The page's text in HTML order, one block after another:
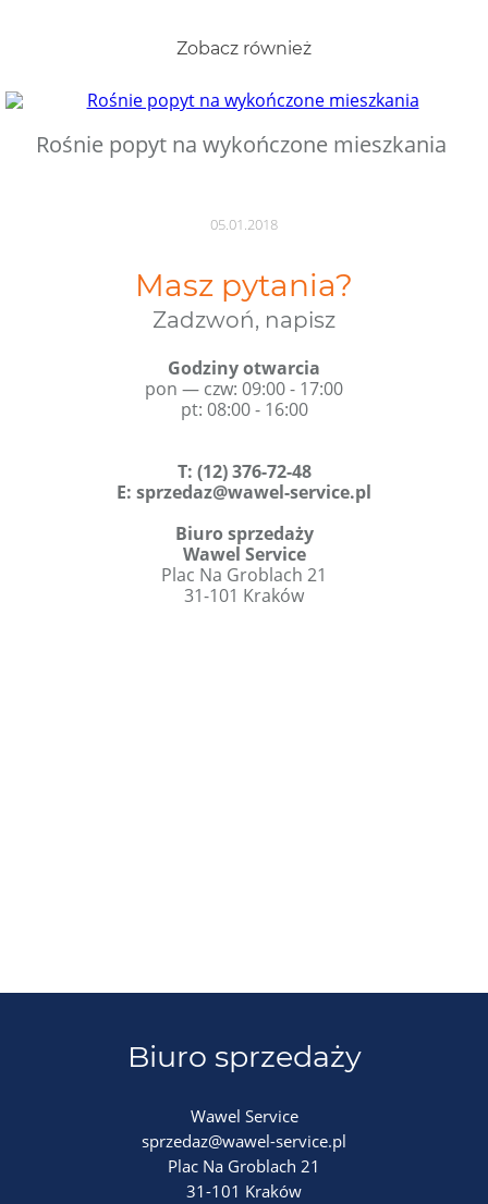
Zobacz również
Rośnie popyt na wykończone mieszkania
05.01.2018
Masz pytania?
Zadzwoń, napisz
Godziny otwarcia
pon — czw: 09:00 - 17:00
pt: 08:00 - 16:00
T: (12) 376-72-48
E: sprzedaz@wawel-service.pl
Biuro sprzedaży
Wawel Service
Plac Na Groblach 21
31-101 Kraków
Biuro sprzedaży
Wawel Service
sprzedaz@wawel-service.pl
Plac Na Groblach 21
31-101 Kraków